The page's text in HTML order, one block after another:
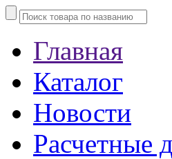
Главная
Каталог
Новости
Расчетные